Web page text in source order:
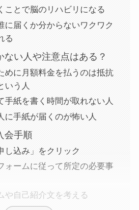
ことで脳のリハビリになる
に届くか分からないワクワク
る
ない人や注意点はある？
めに月額料金を払うのは抵抗
いう人
手紙を書く時間が取れない人
に手紙が届くのが怖い人
会手順
し込み」をクリック
ォームに従って所定の必要事
や自己紹介文を考える